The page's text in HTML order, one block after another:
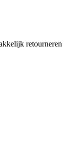
retourneren